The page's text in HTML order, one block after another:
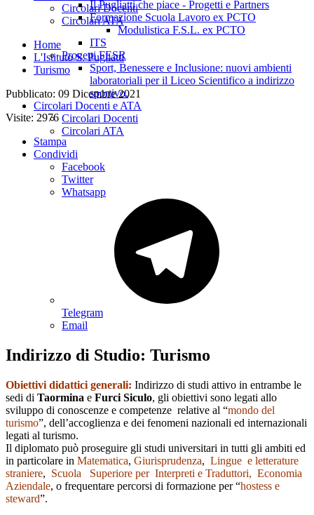
Il Pugliatti che piace - Progetti e Partners
Formazione Scuola Lavoro ex PCTO
Modulistica F.S.L. ex PCTO
ITS
Progetti FESR
Sport, Benessere e Inclusione: nuovi ambienti
laboratoriali per il Liceo Scientifico a indirizzo
sportivo.
Circolari Docenti e ATA
Circolari Docenti
Circolari ATA
Circolari Docenti
Circolari ATA
Home
L'Istituto S. Pugliatti
Turismo
Pubblicato: 09 Dicembre 2021
Visite: 2976
Stampa
Condividi
Facebook
Twitter
Whatsapp
Telegram
Email
Indirizzo di Studio: Turismo
Obiettivi didattici generali: Indirizzo di studi attivo in entrambe le
sedi di Taormina e Furci Siculo, gli obiettivi sono legati allo
sviluppo di conoscenze e competenze relative al “mondo del
turismo”, dell’accoglienza e dei fenomeni nazionali ed internazionali
legati al turismo.
Il diplomato può proseguire gli studi universitari in tutti gli ambiti ed
in particolare in Matematica, Giurisprudenza, Lingue e letterature
straniere, Scuola Superiore per Interpreti e Traduttori, Economia
Aziendale, o frequentare percorsi di formazione per “hostess e
steward”.